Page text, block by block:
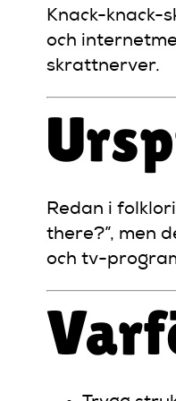
Knack-knack-
och
skrattnerver.
Redan i
there?”, men
och tv-